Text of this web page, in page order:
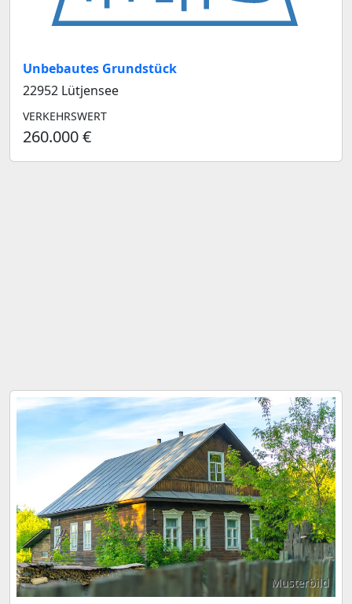
Unbebautes Grundstück
22952 Lütjensee
VERKEHRSWERT
260.000 €
Musterbild